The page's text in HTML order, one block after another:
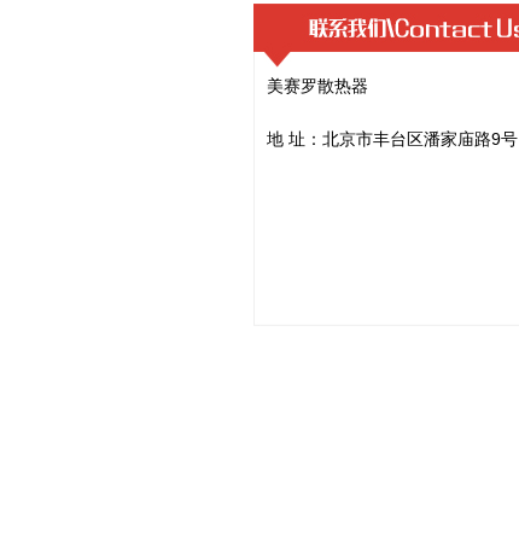
美赛罗散热器
地 址：北京市丰台区潘家庙路9号